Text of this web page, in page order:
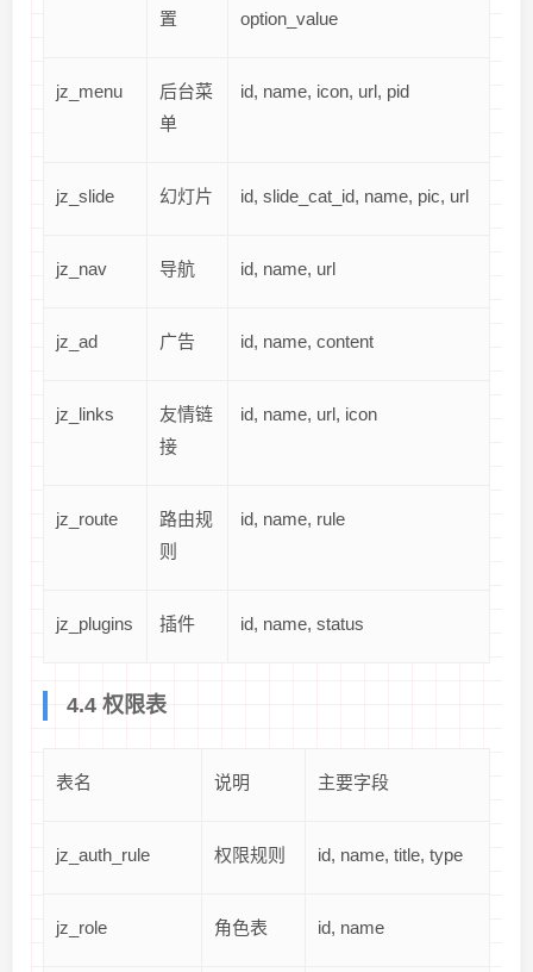
置
option_value
jz_menu
后台菜
单
id, name, icon, url, pid
jz_slide 幻灯片 id, slide_cat_id, name, pic, url
jz_nav 导航 id, name, url
jz_ad 广告 id, name, content
jz_links
友情链
接
id, name, url, icon
jz_route
路由规
则
id, name, rule
jz_plugins 插件 id, name, status
4.4 权限表
表名 说明 主要字段
jz_auth_rule 权限规则 id, name, title, type
jz_role 角色表 id, name